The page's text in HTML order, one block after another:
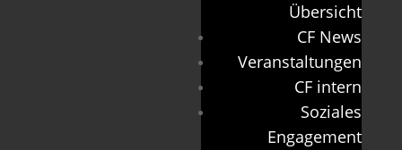
Übersicht
CF News
Veranstaltungen
CF intern
Soziales
Engagement